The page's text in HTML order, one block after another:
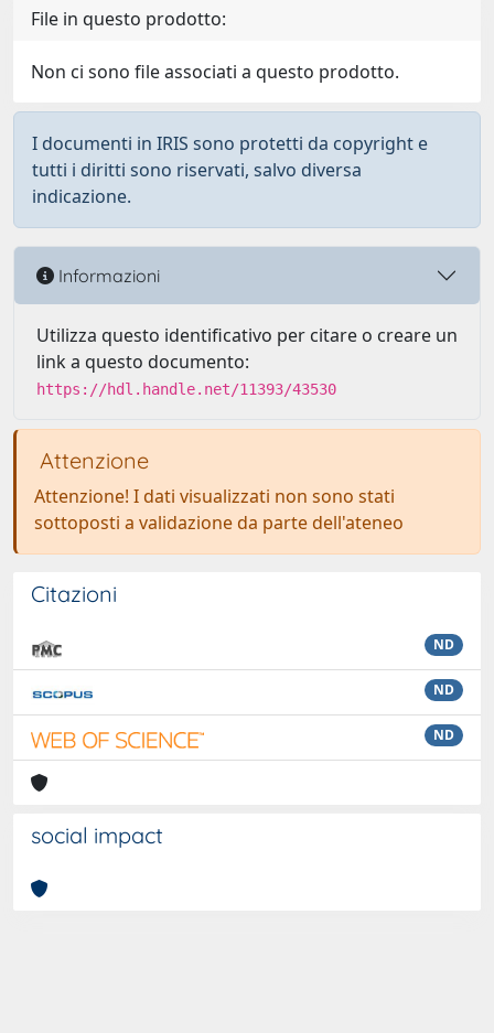
File in questo prodotto:
Non ci sono file associati a questo prodotto.
I documenti in IRIS sono protetti da copyright e
tutti i diritti sono riservati, salvo diversa
indicazione.
Informazioni
Utilizza questo identificativo per citare o creare un
link a questo documento:
https://hdl.handle.net/11393/43530
Attenzione
Attenzione! I dati visualizzati non sono stati
sottoposti a validazione da parte dell'ateneo
Citazioni
ND
ND
ND
social impact